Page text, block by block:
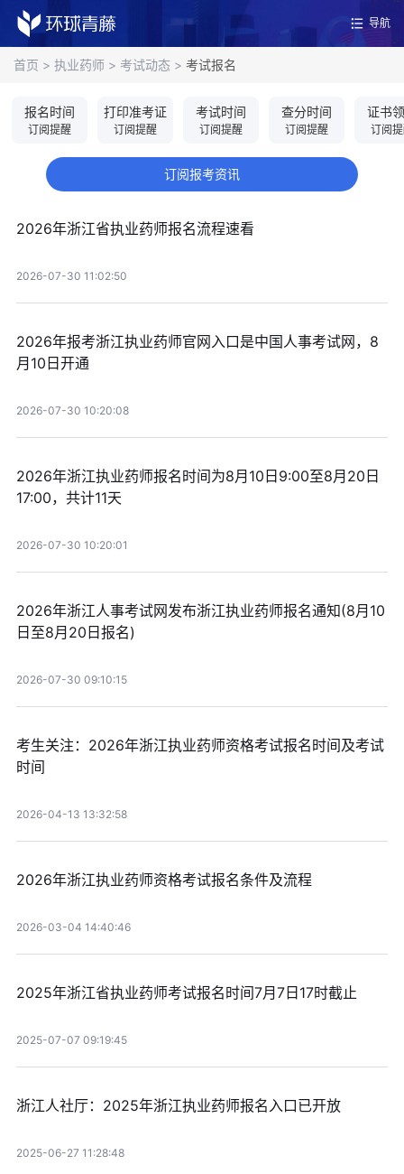
导航
首页 > 执业药师 > 考试动态 > 考试报名
报名时间
订阅提醒
打印准考证
订阅提醒
考试时间
订阅提醒
查分时间
订阅提醒
证书
订阅
订阅报考资讯
2026年浙江省执业药师报名流程速看
2026-07-30 11:02:50
2026年报考浙江执业药师官网入口是中国人事考试网，8
月10日开通
2026-07-30 10:20:08
2026年浙江执业药师报名时间为8月10日9:00至8月20日
17:00，共计11天
2026-07-30 10:20:01
2026年浙江人事考试网发布浙江执业药师报名通知(8月10
日至8月20日报名)
2026-07-30 09:10:15
考生关注：2026年浙江执业药师资格考试报名时间及考试
时间
2026-04-13 13:32:58
2026年浙江执业药师资格考试报名条件及流程
2026-03-04 14:40:46
2025年浙江省执业药师考试报名时间7月7日17时截止
2025-07-07 09:19:45
浙江人社厅：2025年浙江执业药师报名入口已开放
2025-06-27 11:28:48